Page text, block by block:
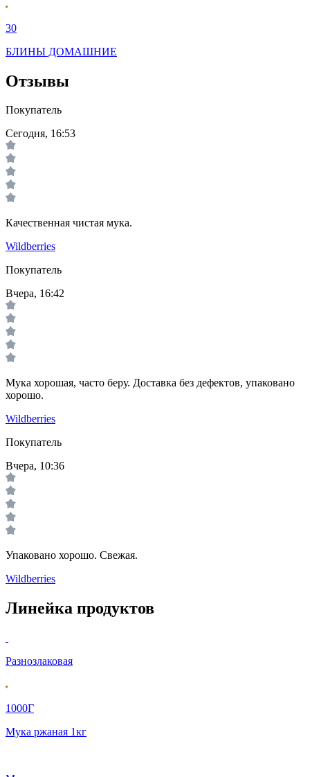
30
БЛИНЫ ДОМАШНИЕ
Отзывы
Покупатель
Сегодня, 16:53
Качественная чистая мука.
Wildberries
Покупатель
Вчера, 16:42
Мука хорошая, часто беру. Доставка без дефектов, упаковано
хорошо.
Wildberries
Покупатель
Вчера, 10:36
Упаковано хорошо. Свежая.
Wildberries
Линейка продуктов
Разнозлаковая
1000Г
Мука ржаная 1кг